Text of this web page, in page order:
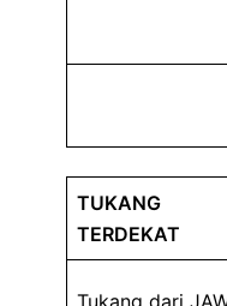
TUKANG
TERDEKAT
Tukang dari